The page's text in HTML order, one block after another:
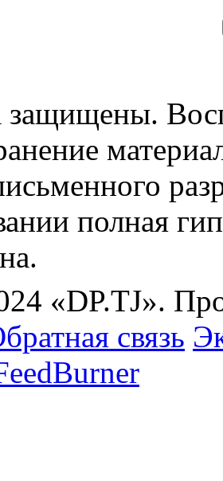
защищены.
полная
«DP.TJ».
связь